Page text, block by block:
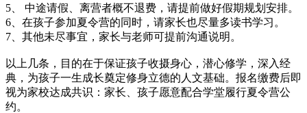
5、 中途请假、离营者概不退费，请提前做好假期规划安排。
6、在孩子参加夏令营的同时，请家长也尽量多读书学习。
7、其他未尽事宜，家长与老师可提前沟通说明。
以上几条，目的在于保证孩子收摄身心，潜心修学，深入经
典，为孩子一生成长奠定修身立德的人文基础。报名缴费后即
视为家校达成共识：家长、孩子愿意配合学堂履行夏令营公
约。